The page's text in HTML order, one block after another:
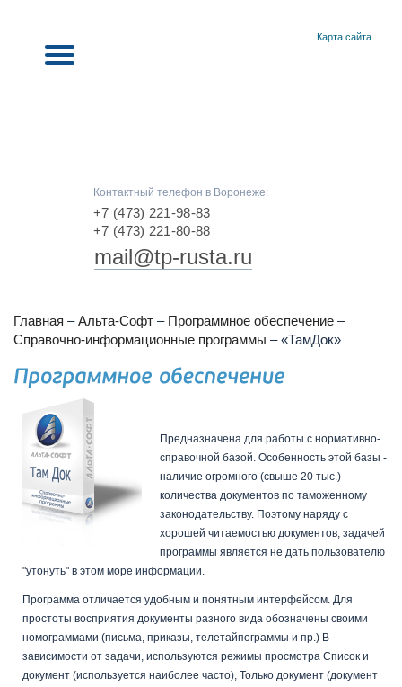
Карта сайта
Контактный телефон в Воронеже:
+7 (473) 221-98-83
+7 (473) 221-80-88
mail@tp-rusta.ru
Главная – Альта-Софт – Программное обеспечение –
Справочно-информационные программы –«ТамДок»
Предназначена для работы с нормативно-
справочной базой. Особенность этой базы -
наличие огромного (свыше 20 тыс.)
количества документов по таможенному
законодательству. Поэтому наряду с
хорошей читаемостью документов, задачей
программы является не дать пользователю
"утонуть" в этом море информации.
Программа отличается удобным и понятным интерфейсом. Для
простоты восприятия документы разного вида обозначены своими
номограммами (письма, приказы, телетайпограммы и пр.) В
зависимости от задачи, используются режимы просмотра Список и
документ (используется наиболее часто), Только документ (документ